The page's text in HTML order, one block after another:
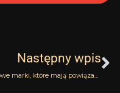
Następny wpis
Niszowe marki, które mają powiązania z Rosją